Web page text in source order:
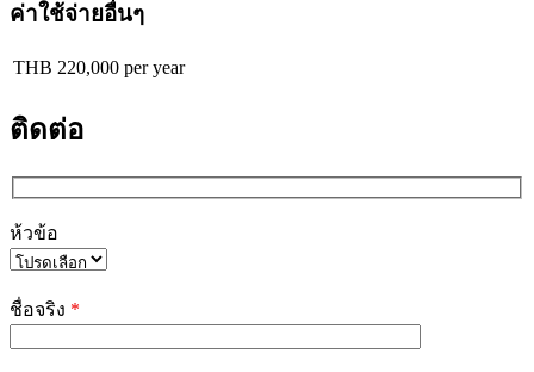
ค่าใช้จ่ายอื่นๆ
THB 220,000 per year
ติดต่อ
ห้วข้อ
leave
this
field
ชื่อจริง *